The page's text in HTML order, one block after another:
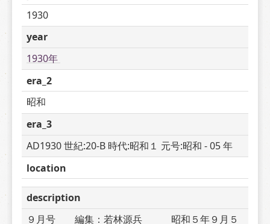
1930
year
1930年
era_2
昭和
era_3
AD1930 世紀:20-B 時代:昭和１ 元号:昭和 - 05 年
location
description
９月号　　編集：若林源兵　　　昭和５年９月５